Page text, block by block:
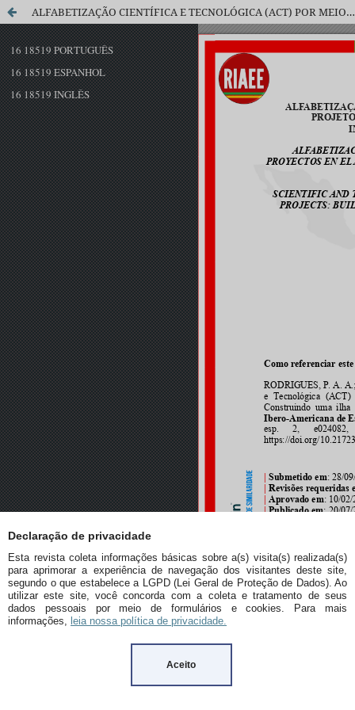
Declaração de privacidade
Esta revista coleta informações básicas sobre a(s) visita(s) realizada(s)
para aprimorar a experiência de navegação dos visitantes deste site,
segundo o que estabelece a LGPD (Lei Geral de Proteção de Dados). Ao
utilizar este site, você concorda com a coleta e tratamento de seus
dados pessoais por meio de formulários e cookies. Para mais
informações, leia nossa política de privacidade.
Aceito
ALFABETIZAÇÃO CIENTÍFICA E TECNOLÓGICA (ACT) POR MEIO DE PROJETOS EM SALA DE AULA: CONSTRUINDO UMA ILHA INTERDISCIPLINAR DE RACIONALIDADE